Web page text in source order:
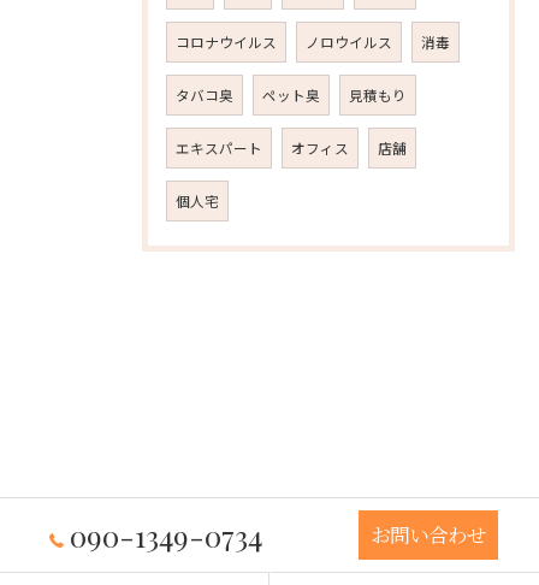
コロナウイルス ノロウイルス 消毒
タバコ臭 ペット臭 見積もり
エキスパート オフィス 店舗
個人宅
090-1349-0734 お問い合わせ